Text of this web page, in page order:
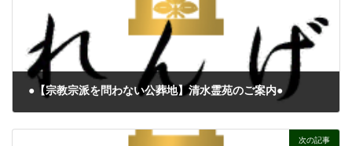
●【宗教宗派を問わない公葬地】清水霊苑のご案内●
次の記事